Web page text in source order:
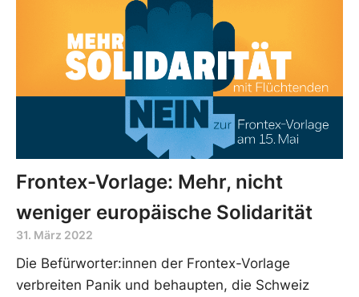
Frontex-Vorlage: Mehr, nicht
weniger europäische Solidarität
31. März 2022
Die Befürworter:innen der Frontex-Vorlage
verbreiten Panik und behaupten, die Schweiz